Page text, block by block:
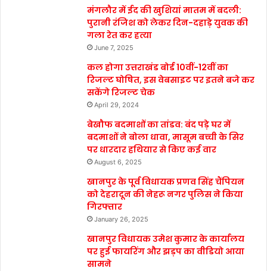
मंगलौर में ईद की खुशियां मातम में बदली:
पुरानी रंजिश को लेकर दिन-दहाड़े युवक की
गला रेत कर हत्या
June 7, 2025
कल होगा उत्तराखंड बोर्ड 10वीं-12वीं का
रिजल्ट घोषित, इस वेबसाइट पर इतने बजे कर
सकेंगे रिजल्ट चेक
April 29, 2024
बेखौफ बदमाशों का तांडव: बंद पड़े घर में
बदमाशों ने बोला धावा, मासूम बच्ची के सिर
पर धारदार हथियार से किए कई वार
August 6, 2025
खानपुर के पूर्व विधायक प्रणव सिंह चैंपियन
को देहरादून की नेहरू नगर पुलिस ने किया
गिरफ्तार
January 26, 2025
खानपुर विधायक उमेश कुमार के कार्यालय
पर हुई फायरिंग और झड़प का वीडियो आया
सामने